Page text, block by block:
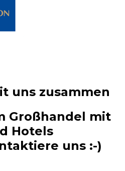
uns zusammen
Großhandel mit
Hotels
uns :-)